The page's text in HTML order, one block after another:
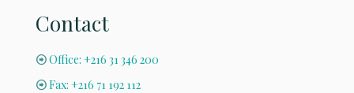
Contact
Office: +216 31 346 200
Fax: +216 71 192 112